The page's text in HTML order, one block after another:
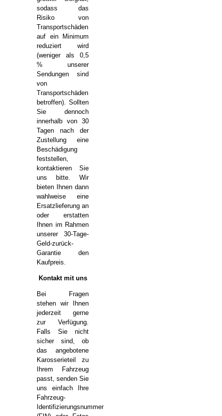
sodass das
Risiko von
Transportschäden
auf ein Minimum
reduziert wird
(weniger als 0,5
% unserer
Sendungen sind
von
Transportschäden
betroffen). Sollten
Sie dennoch
innerhalb von 30
Tagen nach der
Zustellung eine
Beschädigung
feststellen,
kontaktieren Sie
uns bitte. Wir
bieten Ihnen dann
wahlweise eine
Ersatzlieferung an
oder erstatten
Ihnen im Rahmen
unserer 30-Tage-
Geld-zurück-
Garantie den
Kaufpreis.
Kontakt mit uns
Bei Fragen
stehen wir Ihnen
jederzeit gerne
zur Verfügung.
Falls Sie nicht
sicher sind, ob
das angebotene
Karosserieteil zu
Ihrem Fahrzeug
passt, senden Sie
uns einfach Ihre
Fahrzeug-
Identifizierungsnummer